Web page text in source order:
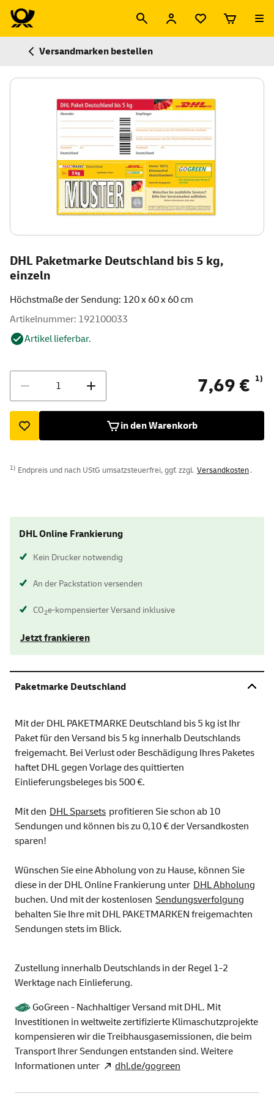
Versandmarken bestellen
DHL Paketmarke Deutschland bis 5 kg,
einzeln
Höchstmaße der Sendung: 120 x 60 x 60 cm
Artikelnummer: 192100033
Artikel lieferbar.
7,69 € 1)
in den Warenkorb
1) Endpreis und nach UStG umsatzsteuerfrei, ggf. zzgl. Versandkosten.
DHL Online Frankierung
Kein Drucker notwendig
An der Packstation versenden
CO2e-kompensierter Versand inklusive
Jetzt frankieren
Paketmarke Deutschland
Mit der DHL PAKETMARKE Deutschland bis 5 kg ist Ihr
Paket für den Versand bis 5 kg innerhalb Deutschlands
freigemacht. Bei Verlust oder Beschädigung Ihres Paketes
haftet DHL gegen Vorlage des quittierten
Einlieferungsbeleges bis 500 €.
Mit den DHL Sparsets profitieren Sie schon ab 10
Sendungen und können bis zu 0,10 € der Versandkosten
sparen!
Wünschen Sie eine Abholung von zu Hause, können Sie
diese in der DHL Online Frankierung unter DHL Abholung
buchen. Und mit der kostenlosen Sendungsverfolgung
behalten Sie Ihre mit DHL PAKETMARKEN freigemachten
Sendungen stets im Blick.
Zustellung innerhalb Deutschlands in der Regel 1-2
Werktage nach Einlieferung.
GoGreen - Nachhaltiger Versand mit DHL. Mit
Investitionen in weltweite zertifizierte Klimaschutzprojekte
kompensieren wir die Treibhausgasemissionen, die beim
Transport Ihrer Sendungen entstanden sind. Weitere
Informationen unter
dhl.de/gogreen